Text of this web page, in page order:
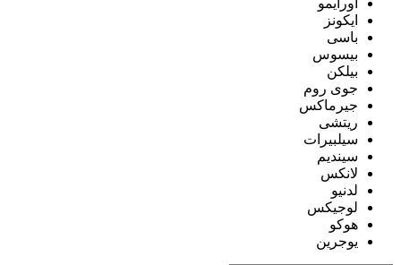
اورايمو
ايكونز
باسى
بيسوس
بيلكن
جوى روم
جيرماكس
ريتشى
سيلبيرات
سينديم
لانكس
لدنيو
لوجيكس
هوكو
يوجرين